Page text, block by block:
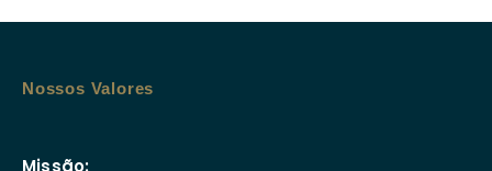
Nossos Valores
Missão: